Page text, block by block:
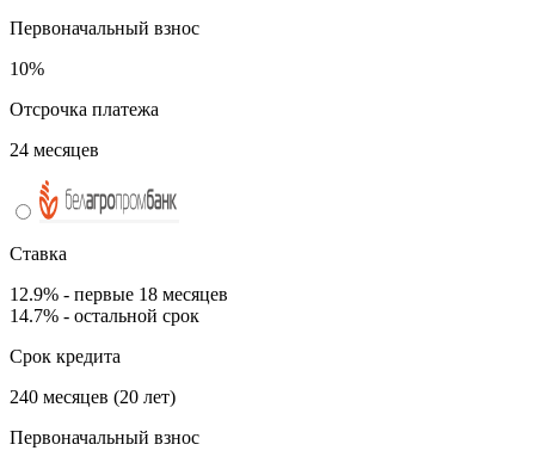
Первоначальный взнос
10%
Отсрочка платежа
24 месяцев
Ставка
12.9% - первые 18 месяцев
14.7% - остальной срок
Срок кредита
240 месяцев (20 лет)
Первоначальный взнос